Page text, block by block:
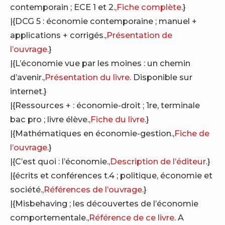
contemporain ; ECE 1 et 2.,Fiche complète.}
|{DCG 5 : économie contemporaine ; manuel +
applications + corrigés.,Présentation de
l’ouvrage.}
|{L’économie vue par les moines : un chemin
d’avenir.,Présentation du livre. Disponible sur
internet.}
|{Ressources + : économie-droit ; 1re, terminale
bac pro ; livre élève.,Fiche du livre.}
|{Mathématiques en économie-gestion.,Fiche de
l’ouvrage.}
|{C’est quoi : l’économie.,Description de l’éditeur.}
|{écrits et conférences t.4 ; politique, économie et
société.,Références de l’ouvrage.}
|{Misbehaving ; les découvertes de l’économie
comportementale.,Référence de ce livre. A